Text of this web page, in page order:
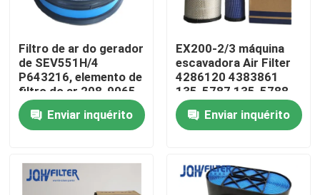
Para casa
Filtro de ar do gerador
de SEV551H/4
P643216, elemento de
filtro do ar 208-9065
2089065
Enviar inquérito
EX200-2/3 máquina
escavadora Air Filter
4286120 4383861
135-5787 135-5788
Enviar inquérito